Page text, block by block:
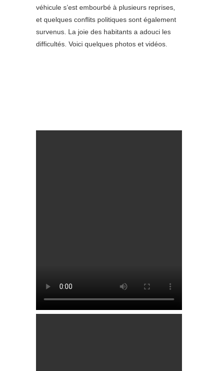
véhicule s’est embourbé à plusieurs reprises,
et quelques conflits politiques sont également
survenus. La joie des habitants a adouci les
difficultés. Voici quelques photos et vidéos.